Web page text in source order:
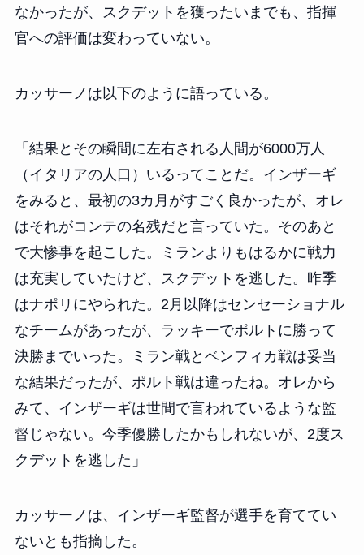
なかったが、スクデットを獲ったいまでも、指揮
官への評価は変わっていない。
カッサーノは以下のように語っている。
「結果とその瞬間に左右される人間が6000万人
（イタリアの人口）いるってことだ。インザーギ
をみると、最初の3カ月がすごく良かったが、オレ
はそれがコンテの名残だと言っていた。そのあと
で大惨事を起こした。ミランよりもはるかに戦力
は充実していたけど、スクデットを逃した。昨季
はナポリにやられた。2月以降はセンセーショナル
なチームがあったが、ラッキーでポルトに勝って
決勝までいった。ミラン戦とベンフィカ戦は妥当
な結果だったが、ポルト戦は違ったね。オレから
みて、インザーギは世間で言われているような監
督じゃない。今季優勝したかもしれないが、2度ス
クデットを逃した」
カッサーノは、インザーギ監督が選手を育ててい
ないとも指摘した。